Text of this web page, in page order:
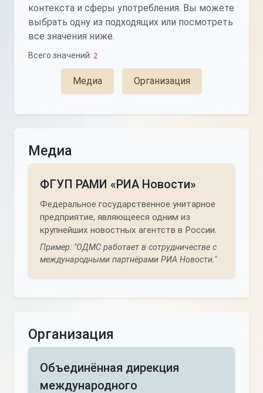
контекста и сферы употребления. Вы можете
выбрать одну из подходящих или посмотреть
все значения ниже.
Всего значений: 2
Медиа Организация
Медиа
ФГУП РАМИ «РИА Новости»
Федеральное государственное унитарное
предприятие, являющееся одним из
крупнейших новостных агентств в России.
Пример: "ОДМС работает в сотрудничестве с
международными партнёрами РИА Новости."
Организация
Объединённая дирекция
международного